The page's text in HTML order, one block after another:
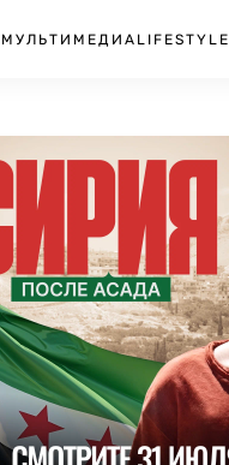
МУЛЬТИМЕДИА LIFESTYLE